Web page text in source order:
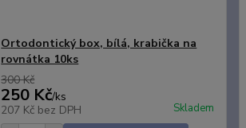
Ortodontický box, bílá, krabička na
rovnátka 10ks
300 Kč
250 Kč/ks
207 Kč bez DPH Skladem